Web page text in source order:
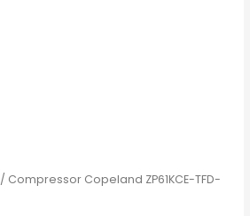
/ Compressor Copeland ZP61KCE-TFD-